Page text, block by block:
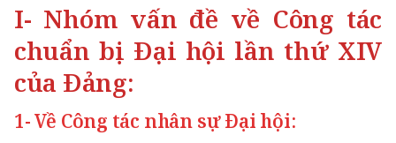
I- Nhóm vấn đề về Công tác
chuẩn bị Đại hội lần thứ XIV
của Đảng:
1- Về Công tác nhân sự Đại hội: